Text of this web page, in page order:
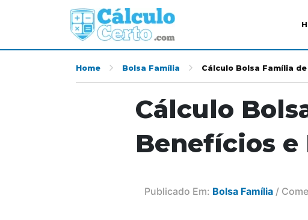
Home Bolsa Família Cálculo Bolsa Família
Cálculo
Benefícios e
Publicado Em: Bolsa Família /